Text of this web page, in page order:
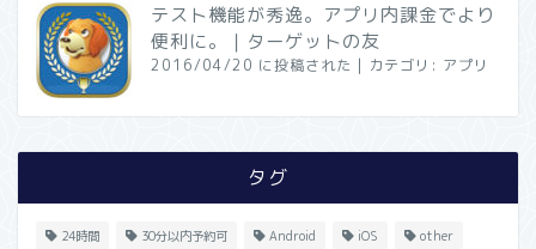
テスト機能が秀逸。アプリ内課金でより
便利に。｜ターゲットの友
2016/04/20 に投稿された | カテゴリ: アプリ
タグ
24時間 30分以内予約可 Android iOS other